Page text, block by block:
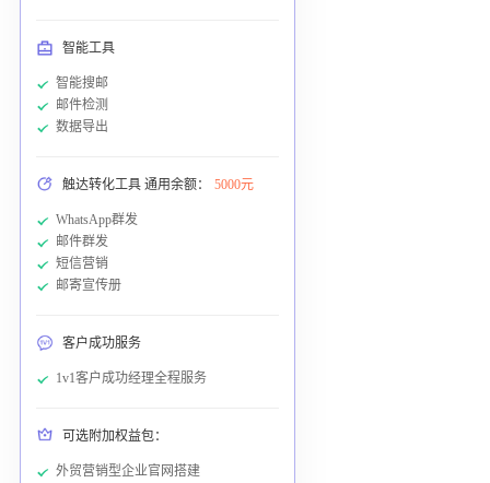
智能工具
智能搜邮
邮件检测
数据导出
触达转化工具 通用余额： 5000元
WhatsApp群发
邮件群发
短信营销
邮寄宣传册
客户成功服务
1v1客户成功经理全程服务
可选附加权益包：
外贸营销型企业官网搭建